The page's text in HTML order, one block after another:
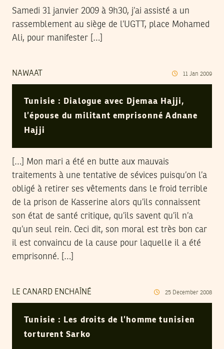
Samedi 31 janvier 2009 à 9h30, j’ai assisté a un
rassemblement au siège de l’UGTT, place Mohamed
Ali, pour manifester […]
NAWAAT 11 Jan 2009
Tunisie : Dialogue avec Djemaa Hajji,
l’épouse du militant emprisonné Adnane
Hajji
[…] Mon mari a été en butte aux mauvais
traitements à une tentative de sévices puisqu’on l’a
obligé à retirer ses vêtements dans le froid terrible
de la prison de Kasserine alors qu’ils connaissent
son état de santé critique, qu’ils savent qu’il n’a
qu’un seul rein. Ceci dit, son moral est très bon car
il est convaincu de la cause pour laquelle il a été
emprisonné. […]
LE CANARD ENCHAÎNÉ 25 December 2008
Tunisie : Les droits de l’homme tunisien
torturent Sarko